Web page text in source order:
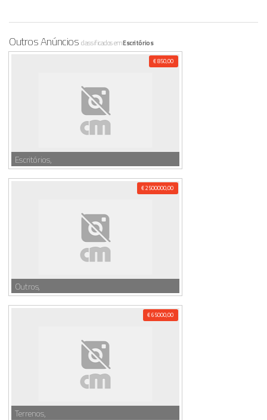
Outros Anúncios classificados emEscritórios
€ 850,00
Escritórios,
€ 2500000,00
Outros,
€ 65000,00
Terrenos,